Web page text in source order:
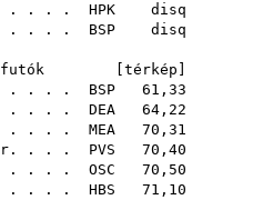
. . . . HPK disq
. . . . BSP disq
futók [ térkép
. . . . BSP 61,33
. . . . DEA 64,22
. . . . MEA 70,31
. . . PVS 70,40
. . . . OSC 70,50
. . . . HBS 71,10